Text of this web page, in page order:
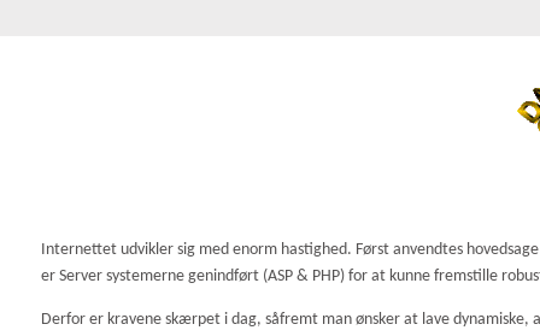
Internettet udvikler sig med enorm hastighed. Først anvendtes
er Server systemerne genindført (ASP & PHP) for at kunne fremstille
Derfor er kravene skærpet i dag, såfremt man ønsker at lave dynamiske,